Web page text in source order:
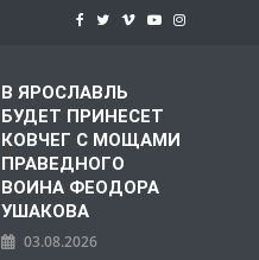
В ЯРОСЛАВЛЬ
БУДЕТ ПРИНЕСЕТ
КОВЧЕГ С МОЩАМИ
ПРАВЕДНОГО
ВОИНА ФЕОДОРА
УШАКОВА
03.08.2026